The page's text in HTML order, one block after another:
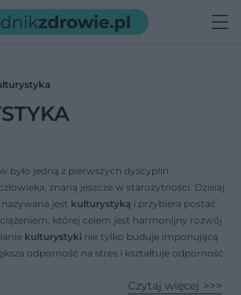
było jedną z pierwszych dyscyplin
znaną jeszcze w starożytności. Dzisiaj
jest kulturystyką i przybiera postać
której celem jest harmonijny rozwój
kulturystyki nie tylko buduje imponującą
odporność na stres i kształtuje odporność
Czytaj więcej